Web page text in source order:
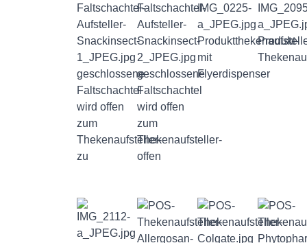
geschlossene
Faltschachtel
wird offen
zum
Thekenaufsteller-
zu
geschlossene
Faltschachtel
wird offen
zum
Thekenaufsteller-
offen
mit
Flyerdispenser
Produkt-